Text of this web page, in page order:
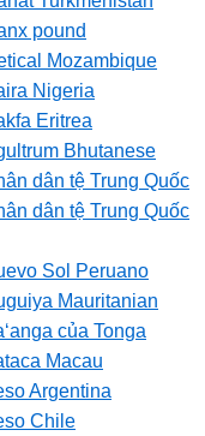
pound
Mozambique
Nigeria
Eritrea
Bhutanese
dân tệ Trung Quốc
dân tệ Trung Quốc
Sol Peruano
Mauritanian
của Tonga
Macau
Argentina
Chile